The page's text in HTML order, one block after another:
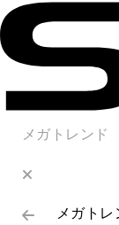
メガトレンド
メガトレ